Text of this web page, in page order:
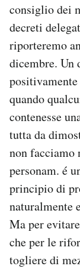
consiglio dei
decreti
riporteremo
dicembre. Un
quando
contenesse
tutta da
non facciamo
personam. é
principio di
naturalmente
Ma per
che per le
togliere di